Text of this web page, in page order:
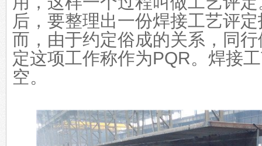
后，要整理出一份焊接工艺评
而，由于约定俗成的关系，同
定这项工作称作为PQR。焊接
空。